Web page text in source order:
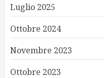
Luglio 2025
Ottobre 2024
Novembre 2023
Ottobre 2023